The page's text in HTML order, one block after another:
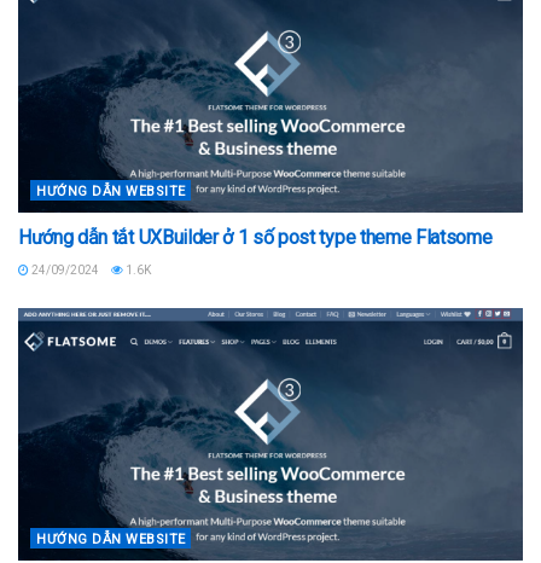
HƯỚNG DẪN WEBSITE
Hướng dẫn tắt UXBuilder ở 1 số post type theme Flatsome
24/09/2024 1.6K
HƯỚNG DẪN WEBSITE